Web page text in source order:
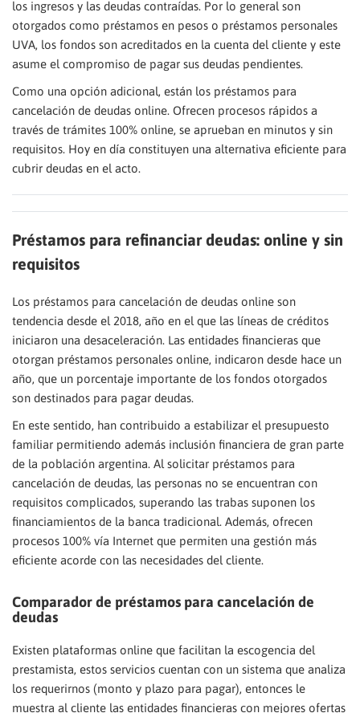
los ingresos y las deudas contraídas. Por lo general son
otorgados como préstamos en pesos o préstamos personales
UVA, los fondos son acreditados en la cuenta del cliente y este
asume el compromiso de pagar sus deudas pendientes.
Como una opción adicional, están los préstamos para
cancelación de deudas online. Ofrecen procesos rápidos a
través de trámites 100% online, se aprueban en minutos y sin
requisitos. Hoy en día constituyen una alternativa eficiente para
cubrir deudas en el acto.
Préstamos para refinanciar deudas: online y sin
requisitos
Los préstamos para cancelación de deudas online son
tendencia desde el 2018, año en el que las líneas de créditos
iniciaron una desaceleración. Las entidades financieras que
otorgan préstamos personales online, indicaron desde hace un
año, que un porcentaje importante de los fondos otorgados
son destinados para pagar deudas.
En este sentido, han contribuido a estabilizar el presupuesto
familiar permitiendo además inclusión financiera de gran parte
de la población argentina. Al solicitar préstamos para
cancelación de deudas, las personas no se encuentran con
requisitos complicados, superando las trabas suponen los
financiamientos de la banca tradicional. Además, ofrecen
procesos 100% vía Internet que permiten una gestión más
eficiente acorde con las necesidades del cliente.
Comparador de préstamos para cancelación de
deudas
Existen plataformas online que facilitan la escogencia del
prestamista, estos servicios cuentan con un sistema que analiza
los requerirnos (monto y plazo para pagar), entonces le
muestra al cliente las entidades financieras con mejores ofertas